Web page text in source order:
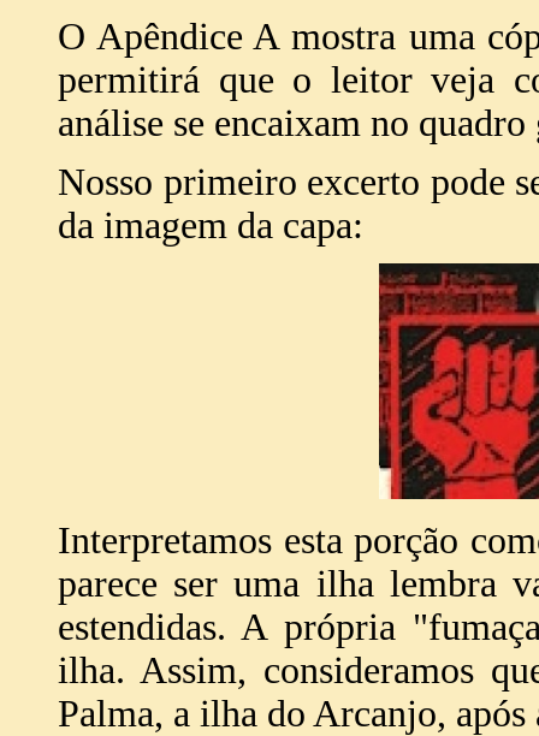
O Apêndice A mostra uma
permitirá que o leitor veja
análise se encaixam no quadro
Nosso primeiro excerto pode
da imagem da capa:
Interpretamos esta porção
parece ser uma ilha lembra
estendidas. A própria
ilha. Assim, consideramos
Palma, a ilha do Arcanjo,